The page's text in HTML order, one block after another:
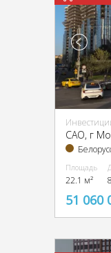
Площадь
22.1 м²
51 060